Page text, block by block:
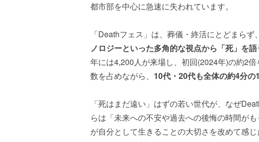
都市部を中心に急速に失われています。
「Deathフェス」は、葬儀・終活にとどまらず、
ノロジーといった多角的な視点から「死」を
年には4,200人が来場し、初回(2024年)の約2
数を占めながら、 10代・20代も全体の約4分の1
「死はまだ遠い」はずの若い世代が、なぜ
らは「未来への不安や過去への後悔の時間が
が自分として生きることの大切さを改めて感